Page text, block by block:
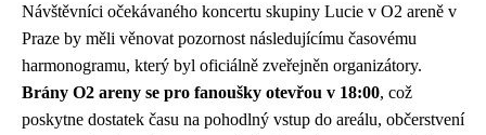
Návštěvníci očekávaného koncertu skupiny Lucie v O2 areně v
Praze by měli věnovat pozornost následujícímu časovému
harmonogramu, který byl oficiálně zveřejněn organizátory.
Brány O2 areny se pro fanoušky otevřou v 18:00, což
poskytne dostatek času na pohodlný vstup do areálu, občerstvení